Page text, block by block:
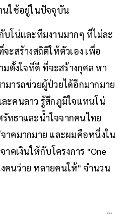
นใช้อยู่ในปัจจุบัน
บโน่และทีมงานมากๆ ที่ไม่ละ
ะสร้างสถิติให้ตัวเอง เพื่อ
มตั้งใจที่ดี ที่จะสร้างกุศล หา
มารถช่วยผู้ป่วยได้อีกมากมาย
ะคนลาว รู้สึกภูมิใจแทนโน่
ทธาและน้ำใจจากคนไทย
าคมากมาย และผมคือหนึ่งใน
คเงินให้กับโครงการ "One
คนว่าย หลายคนให้" จำนวน